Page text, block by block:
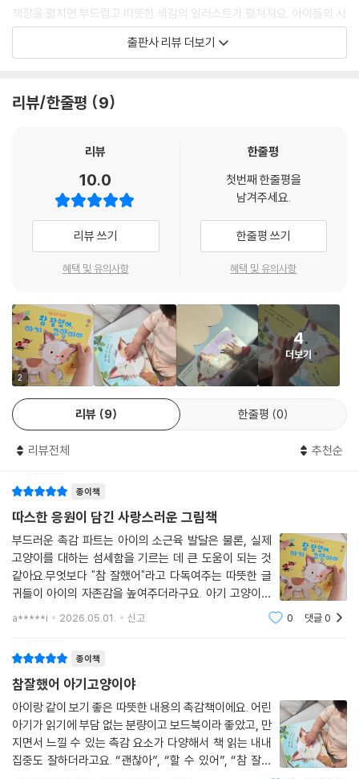
책장을 펼치면 부드럽고 따뜻한 색감의 일러스트가 펼쳐져요. 아이들의 시
선에서 바라보는 아기 고양이의 귀여운 몸짓과 표정이 생동감 있게 표현되
어 아이들이 쉽게 몰입하고 공감할 수 있지요. 아기 고양이의 콧등, 발, 등,
정적인 애착 형성에 도움을 준답니다.
우리 아기에게 해 주고 싶은 응원과 칭찬의 말
아요. 서툴게 하루하루를 경험해 나가는 우리 아이들과 닮아 있지요. 아기
고양이를 향한 응원과 칭찬은 엄마, 아빠가 우리 아이에게 항상 해 주고 싶
었던 말일 거예요. 엄마, 아빠의 따뜻한 음성으로 책을 읽어 주세요. 아이와
함께 아기 고양이의 부드러운 촉감 면을 토닥이며 응원의 말을 연습해 보
세요. 우리 아이들의 마음에도 용기와 자신감이 피어나고, 다른 사람을 위
출판사 리뷰 더보기
리뷰/한줄평 9
리뷰
10.0
리뷰 쓰기
혜택 및 유의사항
한줄평
첫번째 한줄평을
남겨주세요.
한줄평 쓰기
혜택 및 유의사항
2
4
더보기
리뷰 9 한줄평 0
리뷰전체 추천순
종이책
따스한 응원이 담긴 사랑스러운 그림책
부드러운 촉감 파트는 아이의 소근육 발달은 물론, 실제
고양이를 대하는 섬세함을 기르는 데 큰 도움이 되는 것
같아요.무엇보다 "참 잘했어"라고 다독여주는 따뜻한 글
귀들이 아이의 자존감을 높여주더라구요. 아기 고양이를
응원하며 아이 스스로도 성장하는 느낌이랄까요? ^^그
a*****i 2026.05.01. 신고 0 댓글0
종이책
참잘했어 아기고양이야
아이랑 같이 보기 좋은 따뜻한 내용의 촉감책이에요. 어린
아기가 읽기에 부담 없는 분량이고 보드북이라 좋았고, 만
지면서 느낄 수 있는 촉감 요소가 다양해서 책 읽는 내내
집중도 잘하더라고요. “괜찮아”, “할 수 있어”, “참 잘했